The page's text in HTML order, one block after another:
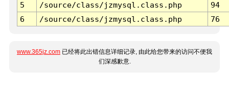
5
/source/class/jzmysql.class.php
94
6
/source/class/jzmysql.class.php 76
www.365jz.com 已经将此出错信息详细记录, 由此给您带来的访问不便我
们深感歉意.